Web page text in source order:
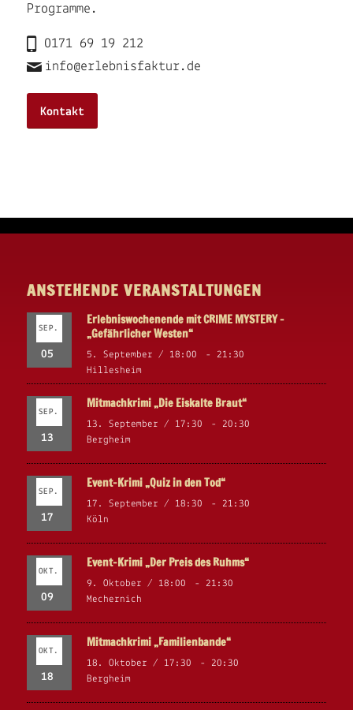
Programme.
0171 69 19 212
info@erlebnisfaktur.de
Kontakt
ANSTEHENDE VERANSTALTUNGEN
SEP.
05
Erlebniswochenende mit CRIME MYSTERY –
„Gefährlicher Westen“
5. September / 18:00 - 21:30
Hillesheim
SEP.
13
Mitmachkrimi „Die Eiskalte Braut“
13. September / 17:30 - 20:30
Bergheim
SEP.
17
Event-Krimi „Quiz in den Tod“
17. September / 18:30 - 21:30
Köln
OKT.
09
Event-Krimi „Der Preis des Ruhms“
9. Oktober / 18:00 - 21:30
Mechernich
OKT.
18
Mitmachkrimi „Familienbande“
18. Oktober / 17:30 - 20:30
Bergheim